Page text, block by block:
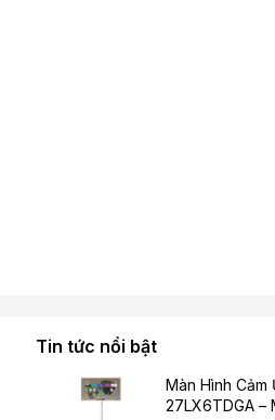
Tin tức nổi bật
Màn Hình Cảm
27LX6TDGA –